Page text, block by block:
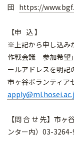
団 https://
【申 込 】
※上記から申し込み
作戦会議 参加希望
ールアドレスを明記
市ヶ谷ボランティア
【問 合 せ 先】市
ンター内）03-3264-